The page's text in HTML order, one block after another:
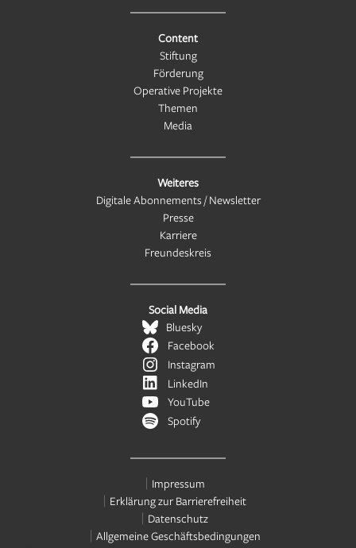
Content
Stiftung
Förderung
Operative Projekte
Themen
Media
Weiteres
Digitale Abonnements / Newsletter
Presse
Karriere
Freundeskreis
Social Media
Bluesky
Facebook
Instagram
LinkedIn
YouTube
Spotify
Impressum
Erklärung zur Barrierefreiheit
Datenschutz
Allgemeine Geschäftsbedingungen